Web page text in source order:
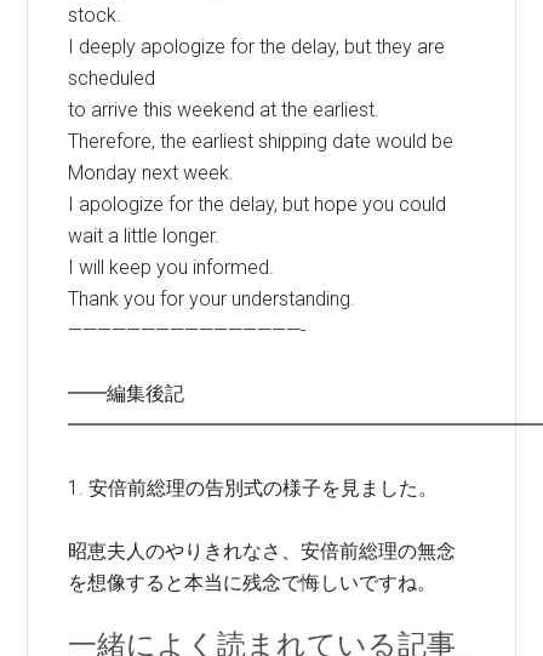
stock.
I deeply apologize for the delay, but they are
scheduled
to arrive this weekend at the earliest.
Therefore, the earliest shipping date would be
Monday next week.
I apologize for the delay, but hope you could
wait a little longer.
I will keep you informed.
Thank you for your understanding.
————————————————-
━━編集後記
1. 安倍前総理の告別式の様子を見ました。
昭恵夫人のやりきれなさ、安倍前総理の無念
を想像すると本当に残念で悔しいですね。
一緒によく読まれている記事